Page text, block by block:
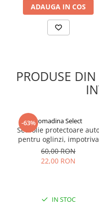
ADAUGA IN COS
PRODUSE
-63%gomadina Select
Set folie protectoare
pentru oglinzi, impotriva
apei si aburului, Film
Protect
60,00 RON
22,00 RON
IN STOC